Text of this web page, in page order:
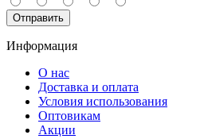
Отправить
Информация
О нас
Доставка и оплата
Условия использования
Оптовикам
Акции